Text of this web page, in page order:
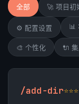
全部 🚀 项目初
⚙️ 配置设置 📊
🎨 个性化 🔌
/add-dir⭐⭐⭐